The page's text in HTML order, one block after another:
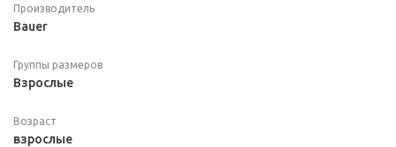
Производитель
Bauer
Группы размеров
Взрослые
Возраст
взрослые